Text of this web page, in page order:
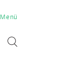
Menü